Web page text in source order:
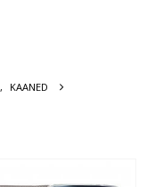
,
KAANED